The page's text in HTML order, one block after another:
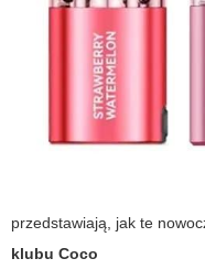
przedstawiają, jak te
klubu Coco